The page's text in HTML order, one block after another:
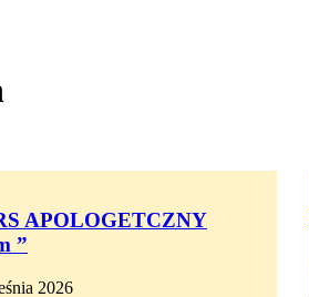
APOLOGETCZNY
”
2026